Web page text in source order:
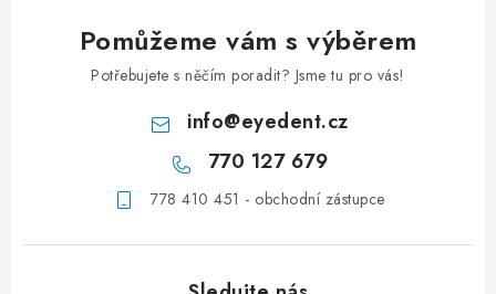
Pomůžeme vám s výběrem
Potřebujete s něčím poradit? Jsme tu pro vás!
info@eyedent.cz
770 127 679
778 410 451 - obchodní zástupce